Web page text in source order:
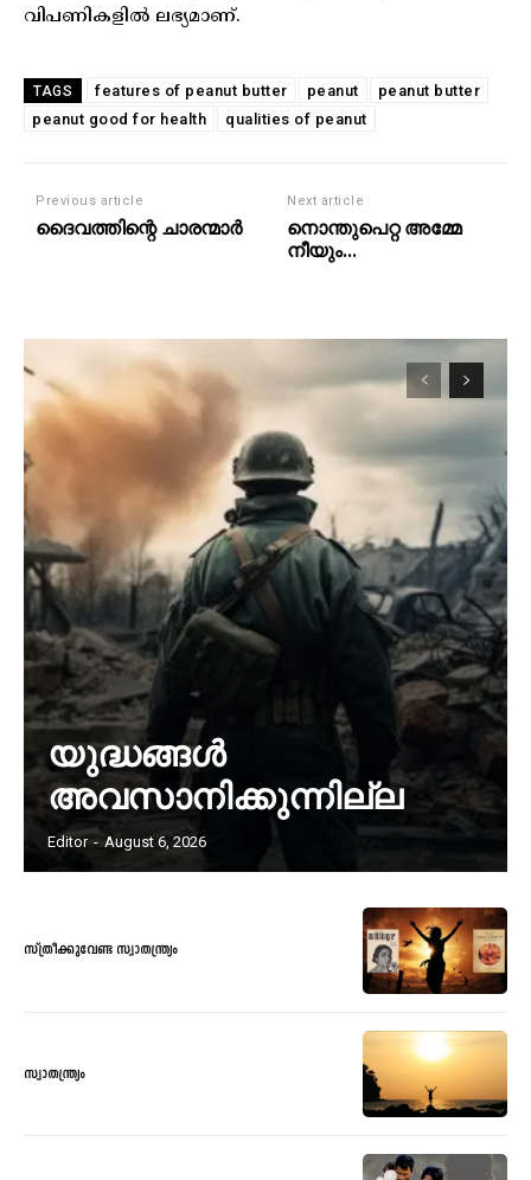
വിപണികളില്‍ ലഭ്യമാണ്.
TAGS features of peanut butter peanut
peanut butter
peanut good for health
qualities of peanut
Previous article
ദൈവത്തിന്റെ ചാരന്മാർ
Next article
നൊന്തുപെറ്റ അമ്മേ
നീയും…
യുദ്ധങ്ങൾ
അവസാനിക്കുന്നില്ല
Editor - August 6, 2026
സ്ത്രീക്കുവേണ്ട സ്വാതന്ത്ര്യം
സ്വാതന്ത്ര്യം